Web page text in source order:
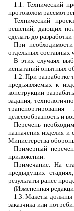
1.1. Технический
протоколом
Технический
решений, дающих
сделать до
При необходимости
отдельных составных
В этих случаях
испытаний опытных
1.2. При разработке
предъявляемых к
конструкции
задания,
целесообразность и
Перечень
назначения изделия и
Министерства
Примерный
приложении.
Примечание. На
предыдущих
результаты ранее
(Измененная
1.3. Макеты должны
заказчика или